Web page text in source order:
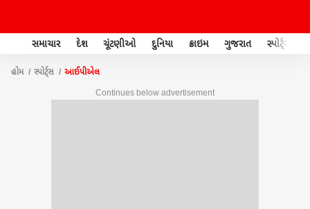
સમાચાર દેશ ચૂંટણીઓ દુનિયા ક્રાઇમ ગુજરાત સ્પોર્ટ્સ
હોમ સ્પોર્ટ્સ આઈપીએલ
Continues below advertisement